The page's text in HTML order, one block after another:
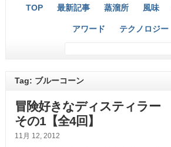
TOP 最新記事 蒸溜所 風味
アワード テクノロジー
Tag: ブルーコーン
冒険好きなディスティラー
その1【全4回】
11月 12, 2012